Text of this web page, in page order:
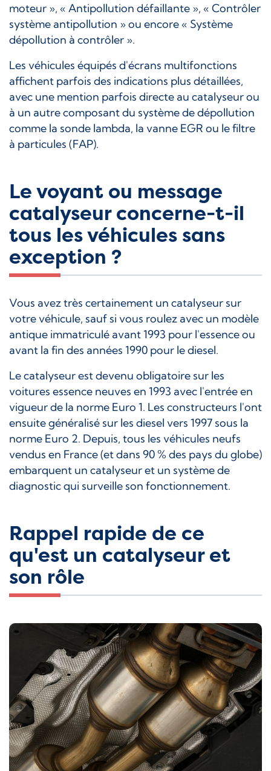
moteur », « Antipollution défaillante », « Contrôler
système antipollution » ou encore « Système
dépollution à contrôler ».
Les véhicules équipés d'écrans multifonctions
affichent parfois des indications plus détaillées,
avec une mention parfois directe au catalyseur ou
à un autre composant du système de dépollution
comme la sonde lambda, la vanne EGR ou le filtre
à particules (FAP).
Le voyant ou message
catalyseur concerne-t-il
tous les véhicules sans
exception ?
Vous avez très certainement un catalyseur sur
votre véhicule, sauf si vous roulez avec un modèle
antique immatriculé avant 1993 pour l'essence ou
avant la fin des années 1990 pour le diesel.
Le catalyseur est devenu obligatoire sur les
voitures essence neuves en 1993 avec l'entrée en
vigueur de la norme Euro 1. Les constructeurs l'ont
ensuite généralisé sur les diesel vers 1997 sous la
norme Euro 2. Depuis, tous les véhicules neufs
vendus en France (et dans 90 % des pays du globe)
embarquent un catalyseur et un système de
diagnostic qui surveille son fonctionnement.
Rappel rapide de ce
qu'est un catalyseur et
son rôle